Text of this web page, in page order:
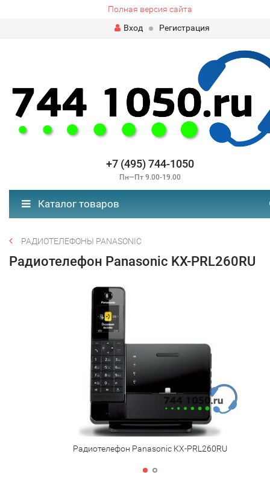
Полная версия сайта
Вход
Регистрация
+7 (495) 744-1050
Пн—Пт 9.00-19.00
Каталог товаров
РАДИОТЕЛЕФОНЫ PANASONIC
Радиотелефон Panasonic KX-PRL260RU
Радиотелефон Panasonic KX-PRL260RU